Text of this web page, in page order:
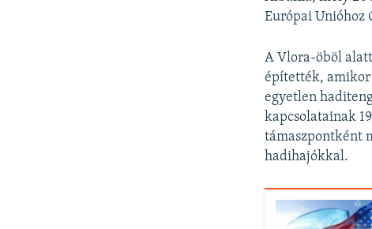
Európai Unióhoz
A Vlora-öböl
építették, amikor
egyetlen
kapcsolatainak
támaszpontként
hadihajókkal.